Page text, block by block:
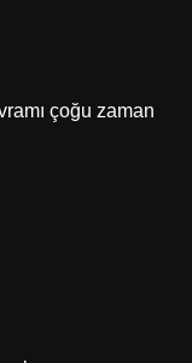
çoğu zaman